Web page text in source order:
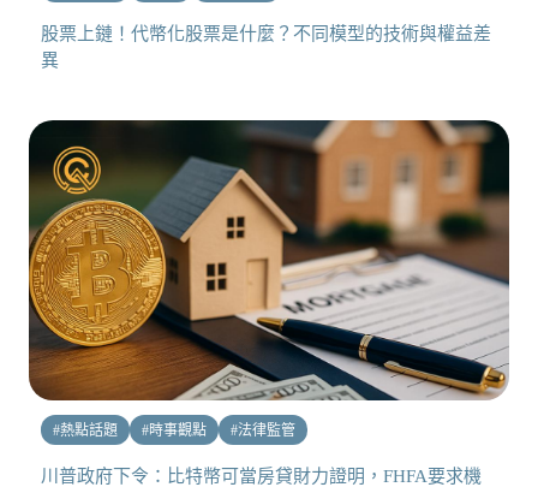
股票上鏈！代幣化股票是什麼？不同模型的技術與權益差
異
#熱點話題 #時事觀點 #法律監管
川普政府下令：比特幣可當房貸財力證明，FHFA要求機